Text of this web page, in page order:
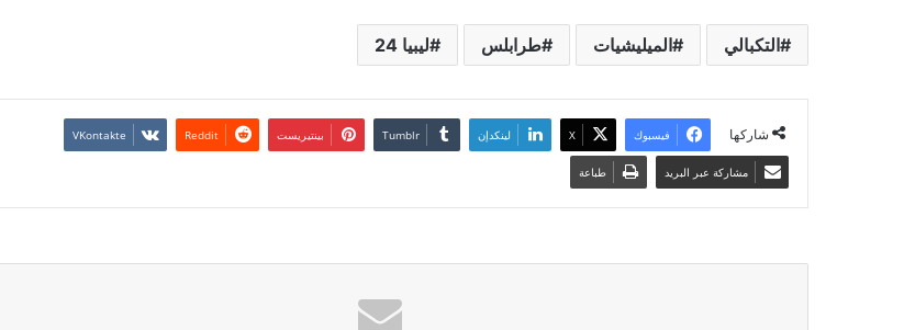
التكبالي الميليشيات طرابلس ليبيا 24
شاركها فيسبوك ‫X لينكدإن بينتيريست
مشاركة عبر البريد طباعة